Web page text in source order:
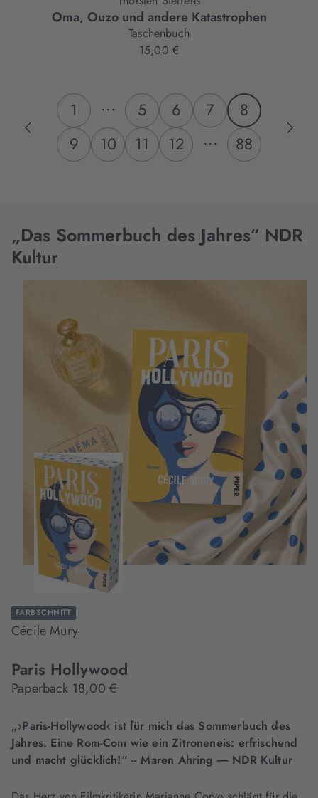
Oma, Ouzo und andere Katastrophen
Taschenbuch
15,00 €
1 ... 5 6 7
8
9
10 11 12 ... 88
„Das Sommerbuch des Jahres“ NDR
Kultur
FARBSCHNITT
Cécile Mury
Paris Hollywood
Paperback 18,00 €
„›Paris-Hollywood‹ ist für mich das Sommerbuch des
Jahres. Eine Rom-Com wie ein Zitroneneis: erfrischend
und macht glücklich!“ -- Maren Ahring ― NDR Kultur